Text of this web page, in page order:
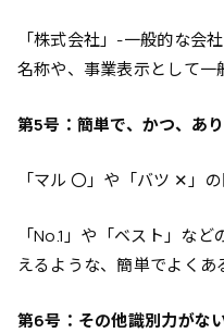
「株式会社」-一般的な会
名称や、事業表示として一
第5号：簡単で、かつ、あ
「マル 〇」や「バツ ✕」
「No.1」や「ベスト」な
えるような、簡単でよくあ
第6号：その他識別力がな